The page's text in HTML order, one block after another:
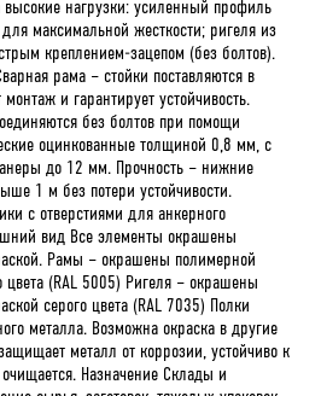
высокие нагрузки: усиленный профиль
максимальной жесткости; ригеля из
креплением-зацепом (без болтов).
рама – стойки поставляются в
монтаж и гарантирует устойчивость.
без болтов при помощи
оцинкованные толщиной 0,8 мм, с
до 12 мм. Прочность – нижние
1 м без потери устойчивости.
с отверстиями для анкерного
вид Все элементы окрашены
Рамы – окрашены полимерной
цвета (RAL 5005) Ригеля – окрашены
серого цвета (RAL 7035) Полки
металла. Возможна окраска в другие
металл от коррозии, устойчиво к
Назначение Склады и